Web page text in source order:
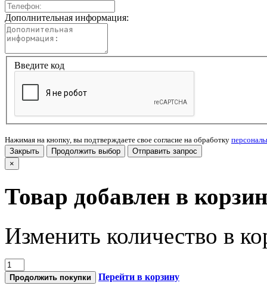
Дополнительная информация:
Введите код
Нажимая на кнопку, вы подтверждаете свое согласие на обработку
Закрыть
Продолжить выбор
Отправить запрос
×
Товар добавлен в
Изменить количество в
Продолжить покупки Перейти в корзину